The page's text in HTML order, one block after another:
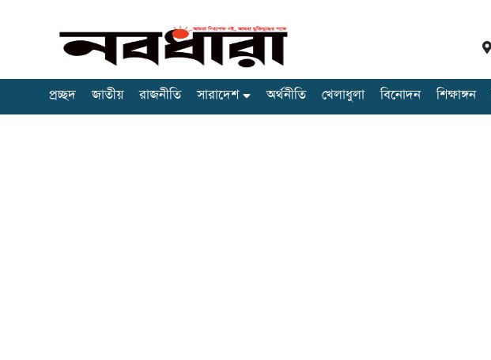
প্রচ্ছদ জাতীয় রাজনীতি সারাদেশ অর্থনীতি খেলাধুলা বিনোদন শিক্ষাঙ্গন